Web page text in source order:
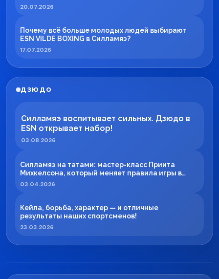
20.07.2026
Почему всё больше молодых людей выбирают
ESN VILDE BOXING в Силламяэ?
17.07.2026
ДЗЮДО
Силламяэ воспитывает сильных. Дзюдо в
ESN открывает набор!
03.08.2026
Силламяэ на татами: мастер-класс Приита
Михкелсона, который меняет правила игры в
регионе
03.04.2026
Кейла, борьба, характер — и отличные
результаты наших спортсменов!
23.03.2026